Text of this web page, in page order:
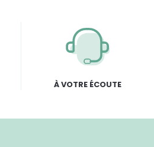
À VOTRE ÉCOUTE